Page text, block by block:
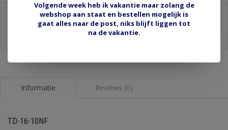
Stel een vraag over dit product
Informatie Reviews (0)
TD-16-10NF
Volgende week heb ik vakantie maar zolang de
webshop aan staat en bestellen mogelijk is
gaat alles naar de post, niks blijft liggen tot
na de vakantie.